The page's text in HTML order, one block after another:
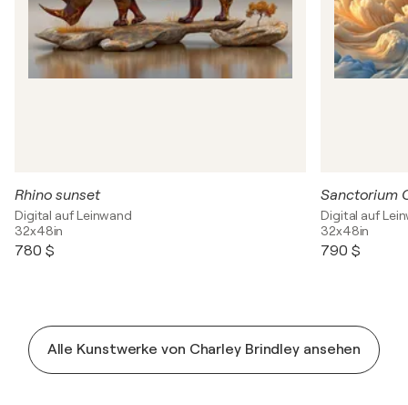
Rhino sunset
Digital auf Leinwand
32x48in
780 $
Sanctorium
Digital auf
32x48in
790 $
Alle Kunstwerke von Charley Brindley ansehen